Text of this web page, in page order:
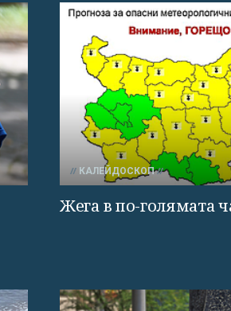
КАЛЕЙДОСКОП
Жега в по-голямата